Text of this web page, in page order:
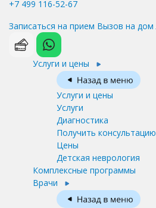
+7 499 116-52-67
Записаться на прием Вызов на дом
Услуги и цены
Услуги и цены
Услуги
Диагностика
Получить консультацию
Цены
Детская неврология
Комплексные программы
Врачи